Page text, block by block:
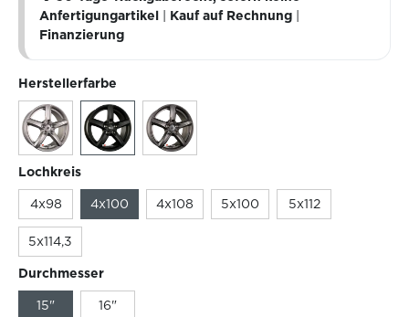
Anfertigungartikel
Kauf auf Rechnung
Finanzierung
Herstellerfarbe
Lochkreis
4x98 4x100 4x108 5x100 5x112
5x114,3
Durchmesser
15" 16"